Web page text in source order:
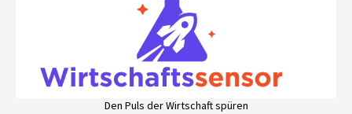
Den Puls der Wirtschaft spüren